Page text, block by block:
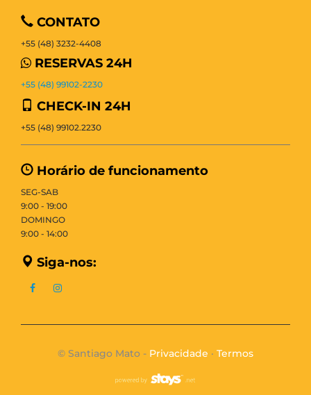
CONTATO
+55 (48) 3232-4408
RESERVAS 24H
+55 (48) 99102-2230
CHECK-IN 24H
+55 (48) 99102.2230
Horário de funcionamento
SEG-SAB
9:00 - 19:00
DOMINGO
9:00 - 14:00
Siga-nos:
© Santiago Mato - Privacidade · Termos